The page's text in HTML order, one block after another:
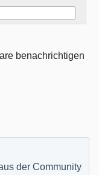
benachrichtigen
der Community